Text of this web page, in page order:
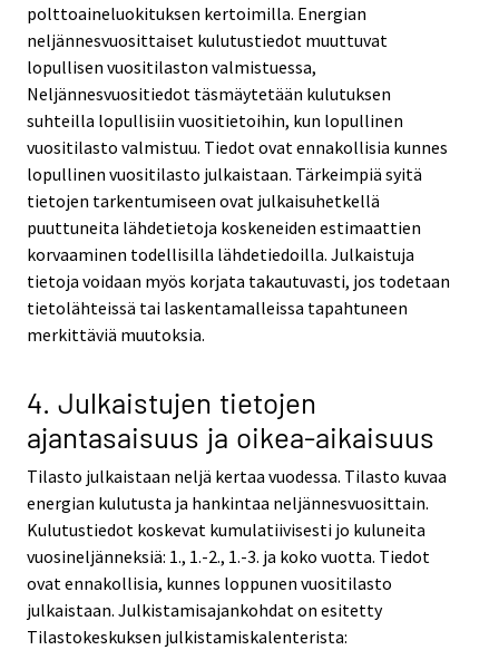
polttoaineluokituksen kertoimilla. Energian
neljännesvuosittaiset kulutustiedot muuttuvat
lopullisen vuositilaston valmistuessa,
Neljännesvuositiedot täsmäytetään kulutuksen
suhteilla lopullisiin vuositietoihin, kun lopullinen
vuositilasto valmistuu. Tiedot ovat ennakollisia kunnes
lopullinen vuositilasto julkaistaan. Tärkeimpiä syitä
tietojen tarkentumiseen ovat julkaisuhetkellä
puuttuneita lähdetietoja koskeneiden estimaattien
korvaaminen todellisilla lähdetiedoilla. Julkaistuja
tietoja voidaan myös korjata takautuvasti, jos todetaan
tietolähteissä tai laskentamalleissa tapahtuneen
merkittäviä muutoksia.
4. Julkaistujen tietojen
ajantasaisuus ja oikea-aikaisuus
Tilasto julkaistaan neljä kertaa vuodessa. Tilasto kuvaa
energian kulutusta ja hankintaa neljännesvuosittain.
Kulutustiedot koskevat kumulatiivisesti jo kuluneita
vuosineljänneksiä: 1., 1.-2., 1.-3. ja koko vuotta. Tiedot
ovat ennakollisia, kunnes loppunen vuositilasto
julkaistaan. Julkistamisajankohdat on esitetty
Tilastokeskuksen julkistamiskalenterista: